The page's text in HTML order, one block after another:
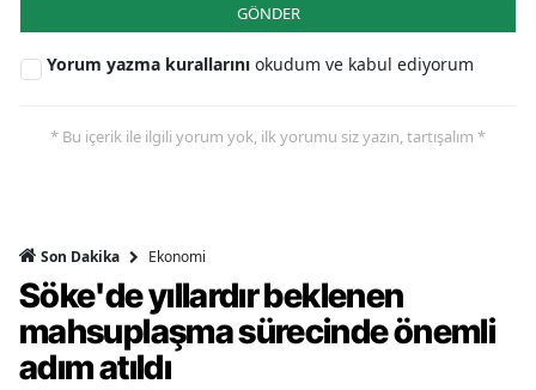
GÖNDER
Yorum yazma kurallarını okudum ve kabul ediyorum
* Bu içerik ile ilgili yorum yok, ilk yorumu siz yazın, tartışalım *
Son Dakika Ekonomi
Söke'de yıllardır beklenen
mahsuplaşma sürecinde önemli
adım atıldı